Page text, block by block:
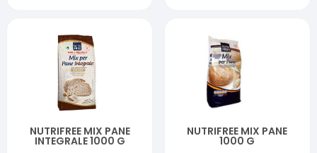
NUTRIFREE MIX PANE
INTEGRALE 1000 G
NUTRIFREE MIX PANE
1000 G